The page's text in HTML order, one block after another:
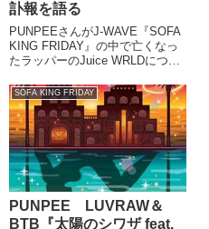
訃報を語る
PUNPEEさんがJ-WAVE『SOFA
KING FRIDAY』の中で亡くなっ
たラッパーのJuice WRLDについ
ジです。会社員の人ですね。
「PUNPEEさん、こんばんは。
聞いてみたいことがあるんですけ
ど、...
SOFA KING FRIDAY
PUNPEE LUVRAW＆
BTB『太陽のシワザ feat.